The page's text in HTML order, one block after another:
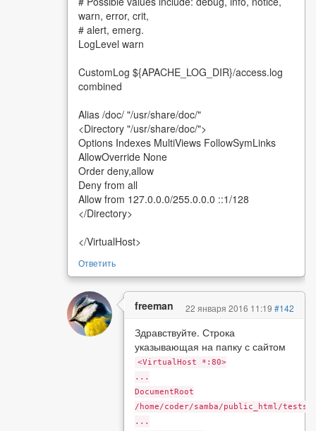
warn, error, crit,
# alert, emerg.
LogLevel warn
CustomLog ${APACHE_LOG_DIR}/access.log
combined
Alias /doc/ "/usr/share/doc/"
<Directory "/usr/share/doc/">
Options Indexes MultiViews FollowSymLinks
AllowOverride None
Order deny,allow
Deny from all
Allow from 127.0.0.0/255.0.0.0 ::1/128
</Directory>
</VirtualHost>
Ответить
freeman 22 января 2016 11:19 #142
Здравствуйте. Строка
указывающая на папку с сайтом
<VirtualHost *:80>
...
DocumentRoot
/home/coder/samba/public_html/
...